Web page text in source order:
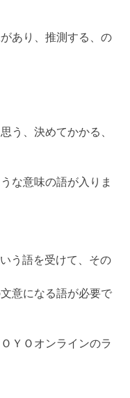
あり、推測する、の
う、決めてかかる、
な意味の語が入りま
う語を受けて、その
意になる語が必要で
ＹＯオンラインのラ